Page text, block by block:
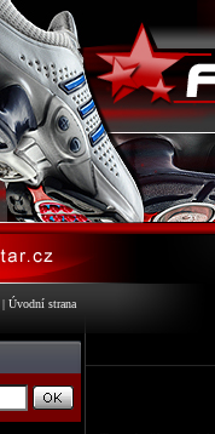
| Úvodní strana